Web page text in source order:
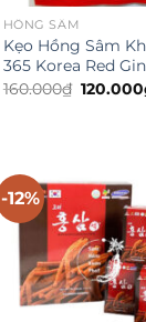
HỒNG SÂM
Kẹo Hồng Sâm
365 Korea Red
160.000₫ Giá
120.000
-12%